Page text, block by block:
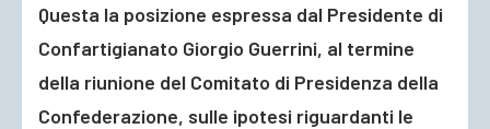
Questa la posizione espressa dal Presidente di
Confartigianato Giorgio Guerrini, al termine
della riunione del Comitato di Presidenza della
Confederazione, sulle ipotesi riguardanti le